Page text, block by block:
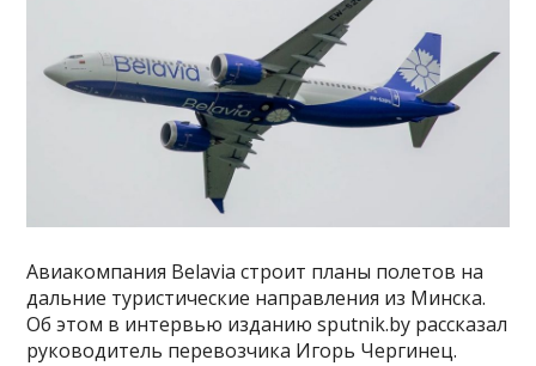
Авиакомпания Belavia строит планы полетов на
дальние туристические направления из Минска.
Об этом в интервью изданию sputnik.by рассказал
руководитель перевозчика Игорь Чергинец.